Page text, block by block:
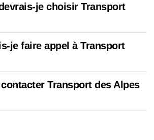
je choisir Transport
je faire appel à Transport
Transport des Alpes